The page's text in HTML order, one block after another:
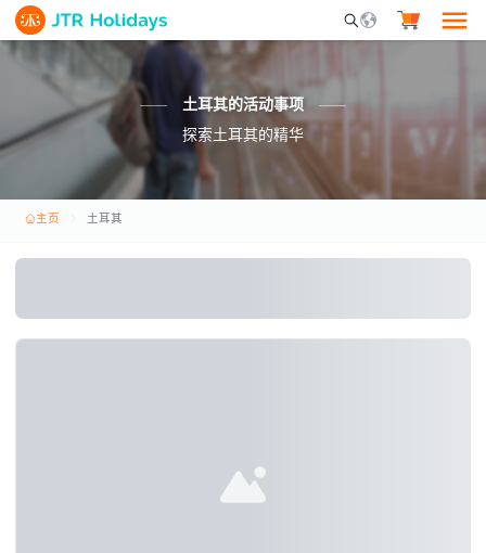
Mobile Search
土耳其的活动事项
探索土耳其的精华
主页 土耳其